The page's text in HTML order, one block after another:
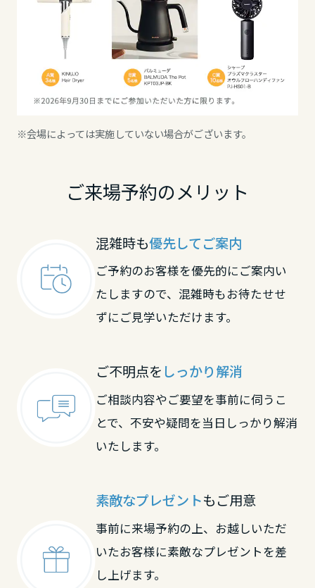
※会場によっては実施していない場合がございます。
ご来場予約のメリット
混雑時も優先してご案内
ご予約のお客様を優先的にご案内い
たしますので、混雑時もお待たせせ
ずにご見学いただけます。
ご不明点を しっかり解消
ご相談内容やご要望を事前に伺うこ
とで、不安や疑問を当日しっかり解消
いたします。
素敵なプレゼントもご用意
事前に来場予約の上、お越しいただ
いたお客様に素敵なプレゼントを差
し上げます。
大分県
宮崎県